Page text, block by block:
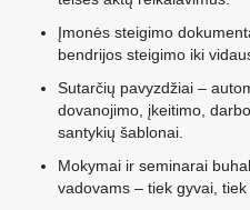
Įmonės steigimo
bendrijos steigimo iki
Sutarčių pavyzdžiai –
dovanojimo, įkeitimo,
santykių šablonai.
Mokymai ir seminarai
vadovams – tiek gyvai, tiek